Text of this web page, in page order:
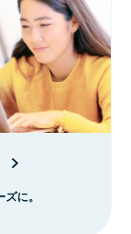
に。